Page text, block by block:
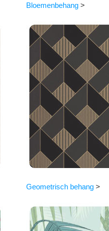
Bloemenbehang >
Geometrisch behang >